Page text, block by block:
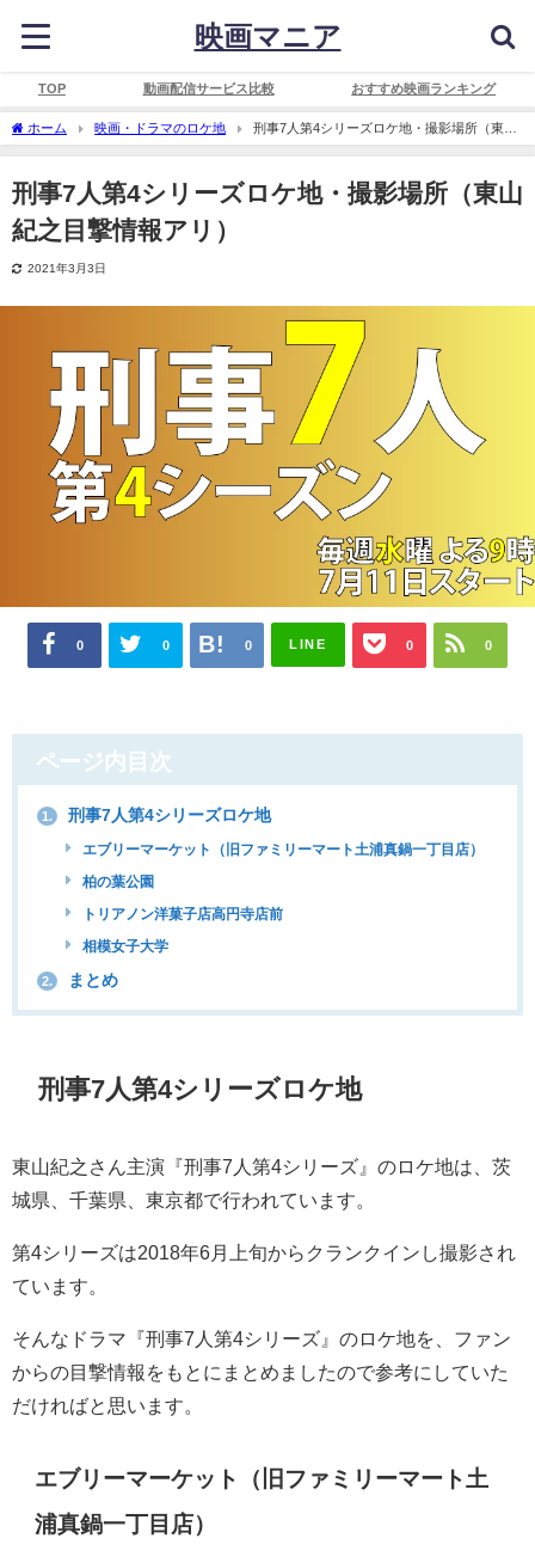
映画マニア
TOP 動画配信サービス比較 おすすめ映画ランキング
ホーム 映画・ドラマのロケ地
刑事7人第4シリーズロケ地・撮影場所（東山
紀之目撃情報アリ）
刑事7人第4シリーズロケ地・撮影場所（東山
紀之目撃情報アリ）
2021年3月3日
0 0 0 LINE 0 0
ページ内目次
1. 刑事7人第4シリーズロケ地
エブリーマーケット（旧ファミリーマート土浦真鍋一丁目店）
柏の葉公園
トリアノン洋菓子店高円寺店前
相模女子大学
2. まとめ
刑事7人第4シリーズロケ地
東山紀之さん主演『刑事7人第4シリーズ』のロケ地は、茨
城県、千葉県、東京都で行われています。
第4シリーズは2018年6月上旬からクランクインし撮影され
ています。
そんなドラマ『刑事7人第4シリーズ』のロケ地を、ファン
からの目撃情報をもとにまとめましたので参考にしていた
だければと思います。
エブリーマーケット（旧ファミリーマート土
浦真鍋一丁目店）